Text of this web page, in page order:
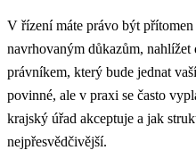
V řízení máte právo být
navrhovaným důkazům, nahlížet
právníkem, který bude jednat
povinné, ale v praxi se často
krajský úřad akceptuje a jak
nejpřesvědčivější.